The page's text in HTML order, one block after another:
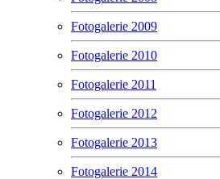
Fotogalerie 2009
Fotogalerie 2010
Fotogalerie 2011
Fotogalerie 2012
Fotogalerie 2013
Fotogalerie 2014